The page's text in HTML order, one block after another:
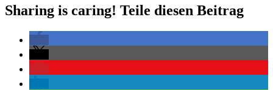
Papierchaos
–
digitales
Archiv“
Sharing is caring! Teile diesen Beitrag